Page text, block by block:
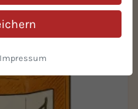
Impressum